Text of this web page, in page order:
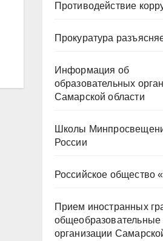
Противодействие
Прокуратура
Информация об
образовательных
Самарской области
Школы
России
Российское общество
Прием иностранных
общеобразовательные
организации